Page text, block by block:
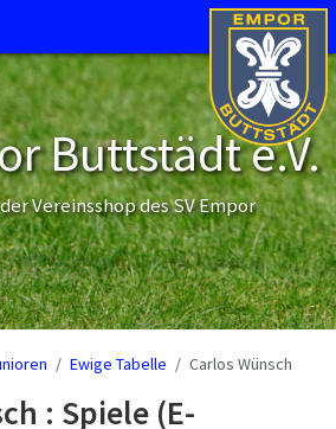
Buttstädt e.V.
Vereinsshop des SV Empor
Ewige Tabelle Carlos Wünsch
: Spiele (E-